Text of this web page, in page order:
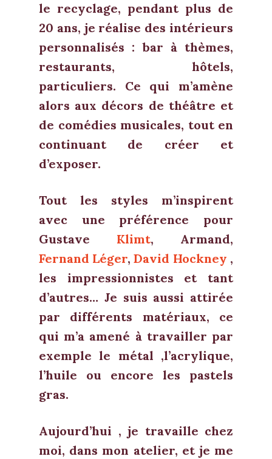
le recyclage, pendant plus de
20 ans, je réalise des intérieurs
personnalisés : bar à thèmes,
restaurants, hôtels,
particuliers. Ce qui m’amène
alors aux décors de théâtre et
de comédies musicales, tout en
continuant de créer et
d’exposer.
Tout les styles m’inspirent
avec une préférence pour
Gustave Klimt, Armand,
Fernand Léger,David Hockney ,
les impressionnistes et tant
d’autres… Je suis aussi attirée
par différents matériaux, ce
qui m’a amené à travailler par
exemple le métal ,l’acrylique,
l’huile ou encore les pastels
gras.
Aujourd’hui , je travaille chez
moi, dans mon atelier, et je me